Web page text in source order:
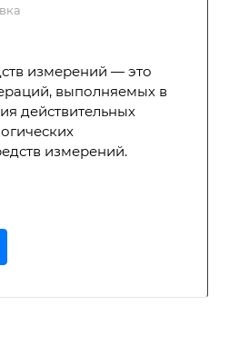
измерений — это
выполняемых в
действительных
измерений.